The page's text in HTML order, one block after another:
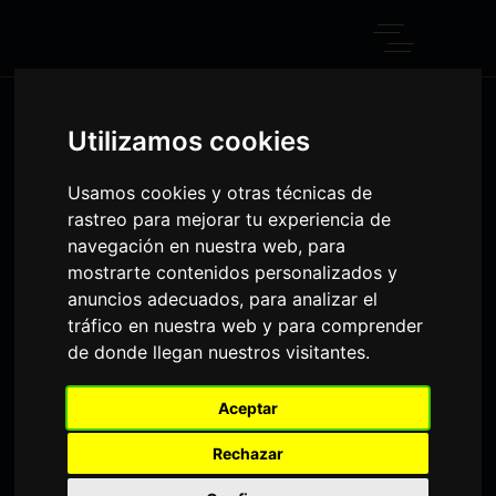
Utilizamos cookies
Usamos cookies y otras técnicas de
rastreo para mejorar tu experiencia de
navegación en nuestra web, para
mostrarte contenidos personalizados y
anuncios adecuados, para analizar el
tráfico en nuestra web y para comprender
de donde llegan nuestros visitantes.
Aceptar
Rechazar
Home
Wnim ad minim
veniam, quis